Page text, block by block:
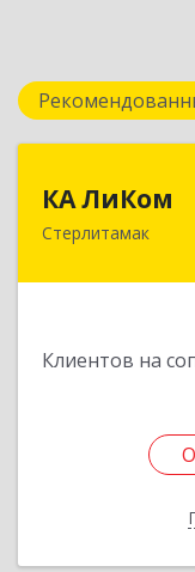
КА ЛиКом
Стерлитамак
Клиентов на